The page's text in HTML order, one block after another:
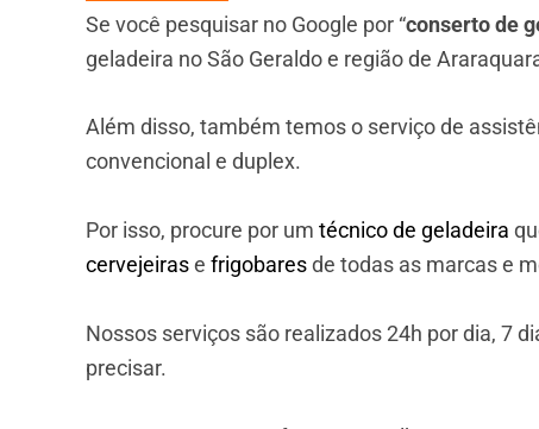
Se você pesquisar no Google por “conserto de
geladeira no São Geraldo e região de
Além disso, também temos o serviço de
convencional e duplex.
Por isso, procure por um técnico de geladeira
cervejeirase frigobaresde todas as marcas e
Nossos serviços são realizados 24h por dia, 7
precisar.